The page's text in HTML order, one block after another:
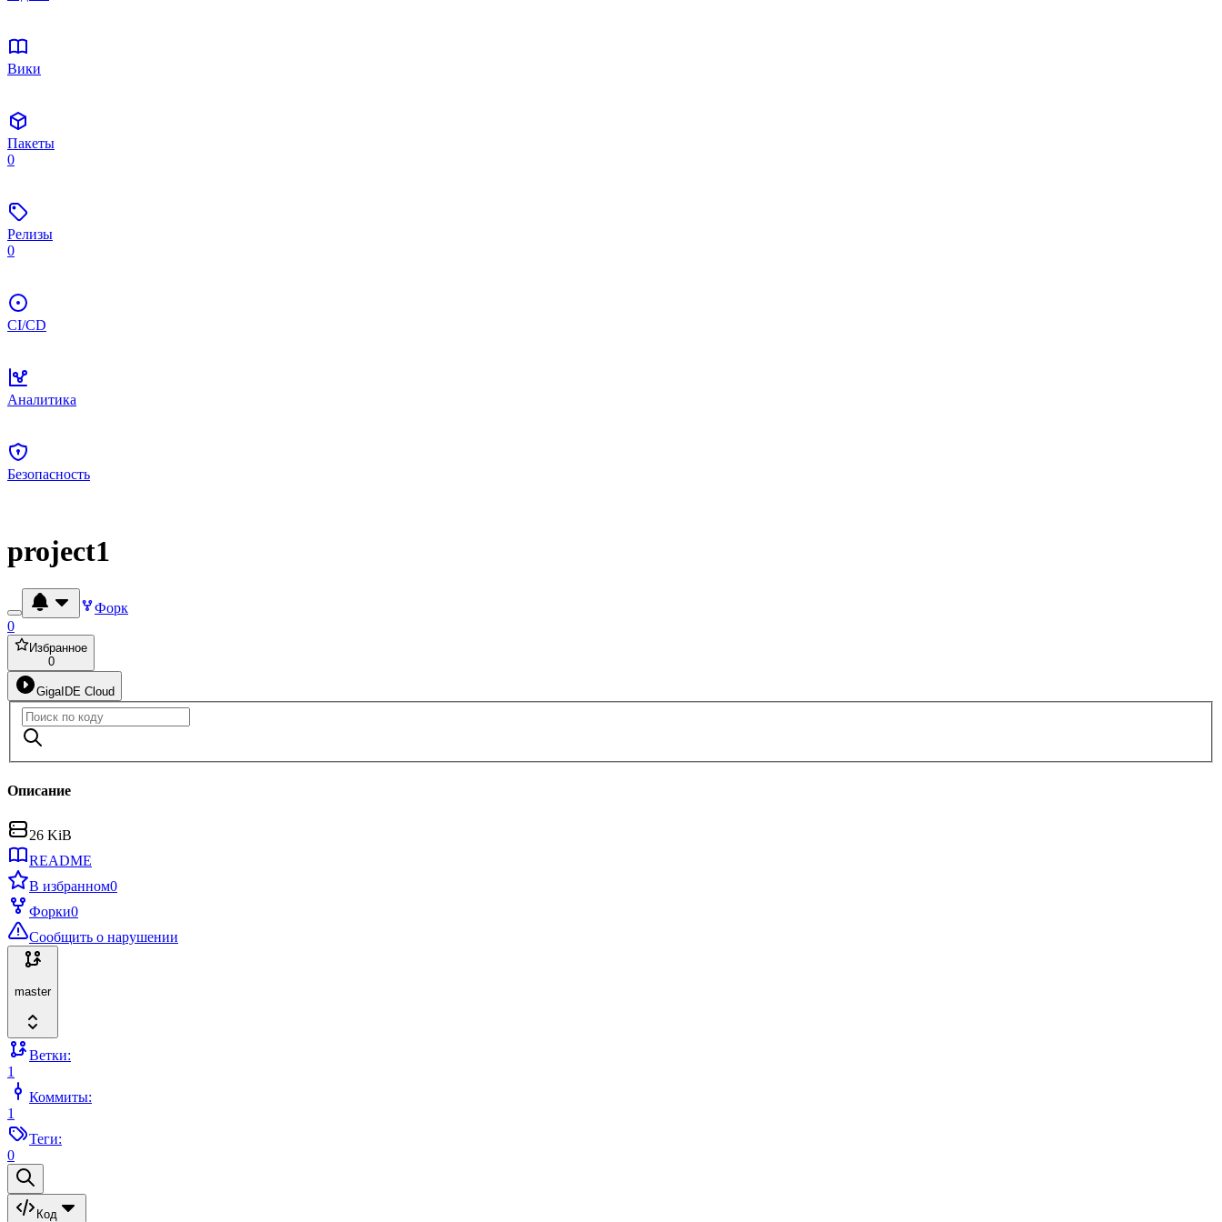
Вики
Пакеты
0
Релизы
0
CI/CD
Аналитика
Безопасность
project1
Форк
0
Избранное
0
GigaIDE Cloud
Описание
26 KiB
README
В избранном0
Форки0
Сообщить о нарушении
master
Ветки:
1
Коммиты:
1
Теги:
0
Код